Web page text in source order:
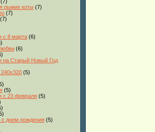
рыжие коты (7)
(7)
(7)
с 8 марта (6)
(6)
на Старый Новый Год
240x320 (5)
(5)
с 23 февраля (5)
с днем рождения (5)